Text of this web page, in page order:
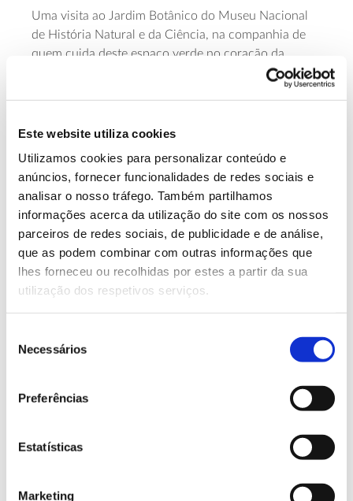
Este website utiliza cookies
Utilizamos cookies para personalizar conteúdo e
anúncios, fornecer funcionalidades de redes sociais e
analisar o nosso tráfego. Também partilhamos
informações acerca da utilização do site com os nossos
parceiros de redes sociais, de publicidade e de análise,
que as podem combinar com outras informações que
lhes forneceu ou recolhidas por estes a partir da sua
utilização dos respetivos serviços.
Necessários
Preferências
Estatísticas
Marketing
Uma visita ao Jardim Botânico do Museu Nacional
de História Natural e da Ciência, na companhia de
quem cuida deste espaço verde no coração da
cidade de Lisboa. A visita decorre das 11 horas ao
meio-dia e permite ainda conhecer o viveiro deste
público. Inscreva-se em geral@museus.ulisboa.pt.
Saber mais
13.07.2026
Genoma do priolo e de outras espécies em risco:
conhecer para conservar
02.07.2026
Registar galhas de Trichi em acácia-das-espigas:
cidadãos chamados a ajudar
25.06.2026